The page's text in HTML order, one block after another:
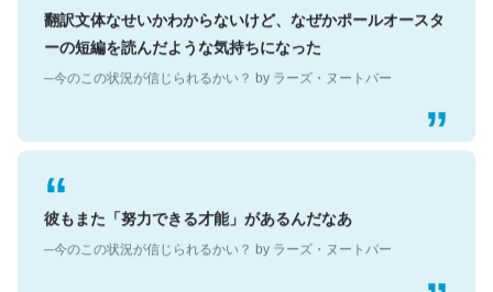
翻訳文体なせいかわからないけど、なぜかポールオースタ
ーの短編を読んだような気持ちになった
─今のこの状況が信じられるかい？ by ラーズ・ヌートバー
彼もまた「努力できる才能」があるんだなあ
─今のこの状況が信じられるかい？ by ラーズ・ヌートバー